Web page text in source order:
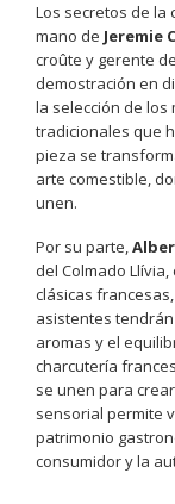
Los secretos de la
mano de Jeremie
croûte y gerente
demostración en
la selección de los
tradicionales que
pieza se
arte comestible,
unen.
Por su parte,
del Colmado
clásicas
asistentes
aromas y el
charcutería
se unen para
sensorial permite
patrimonio
consumidor y la